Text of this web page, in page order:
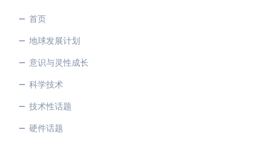
首页
地球发展计划
意识与灵性成长
科学技术
技术性话题
硬件话题